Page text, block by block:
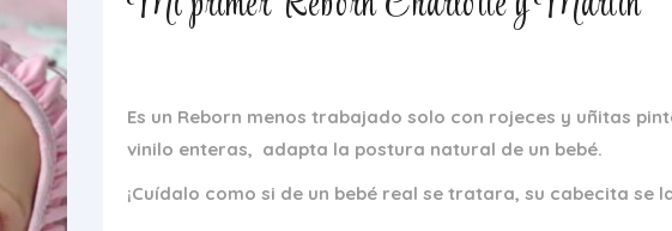
Es un Reborn menos trabajado solo con rojeces y uñitas
vinilo enteras, adapta la postura natural de un bebé.
¡Cuídalo como si de un bebé real se tratara, su cabecita se